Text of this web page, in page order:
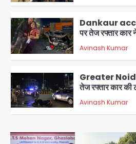
4
पर तेज रफ्तार कार
गांव में मातम
5
तेज रफ्तार कार की
युवकों की मौत,
में कपड़ा व्यापारी